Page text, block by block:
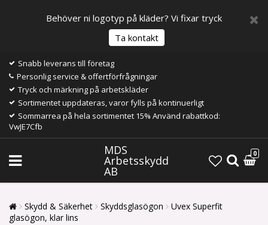
Behöver ni logotyp på kläder? Vi fixar tryck
Ta kontakt
Snabb leverans till företag
Personlig service & offertförfrågningar
Tryck och märkning på arbetskläder
Sortimentet uppdateras, varor fylls på kontinuerligt
Sommarrea på hela sortimentet 15% Använd rabattkod:
VwJE7Cfb
MDS
Arbetsskydd
AB
0
Skydd & Säkerhet Skyddsglasögon
Uvex Superfit
glasögon, klar lins